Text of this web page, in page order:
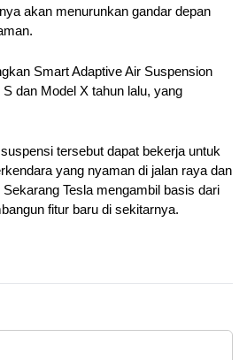
akan menurunkan gandar depan
Smart Adaptive Air Suspension
dan Model X tahun lalu, yang
tersebut dapat bekerja untuk
yang nyaman di jalan raya dan
Tesla mengambil basis dari
fitur baru di sekitarnya.